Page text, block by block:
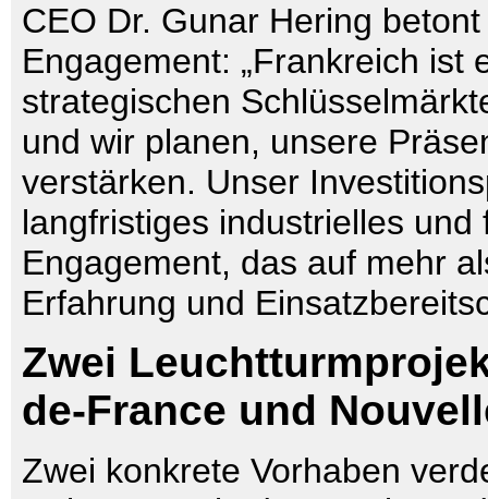
CEO Dr. Gunar Hering
Engagement: „Frankreich ist
strategischen
und wir planen, unsere
verstärken. Unser
langfristiges industrielles und
Engagement, das auf mehr
Erfahrung und
Zwei
de-France und
Zwei konkrete Vorhaben